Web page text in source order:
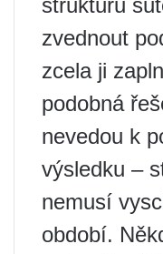
strukturu
zvednout
zcela ji
podobná
nevedou k
výsledku –
nemusí
období.